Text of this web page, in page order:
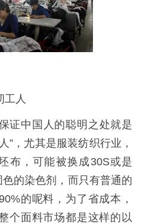
人
中国人的聪明之处就是
”，尤其是服装纺织行业，
布，可能被换成30S或是
的染色剂，而只有普通的
的呢料，为了省成本，
个面料市场都是这样的以